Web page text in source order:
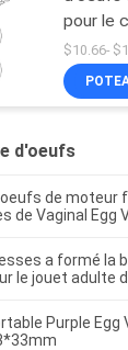
pour le
Mini
femmes
d'oeufs
de moteur
de Vaginal Egg
a formé la
le jouet adulte
Purple Egg